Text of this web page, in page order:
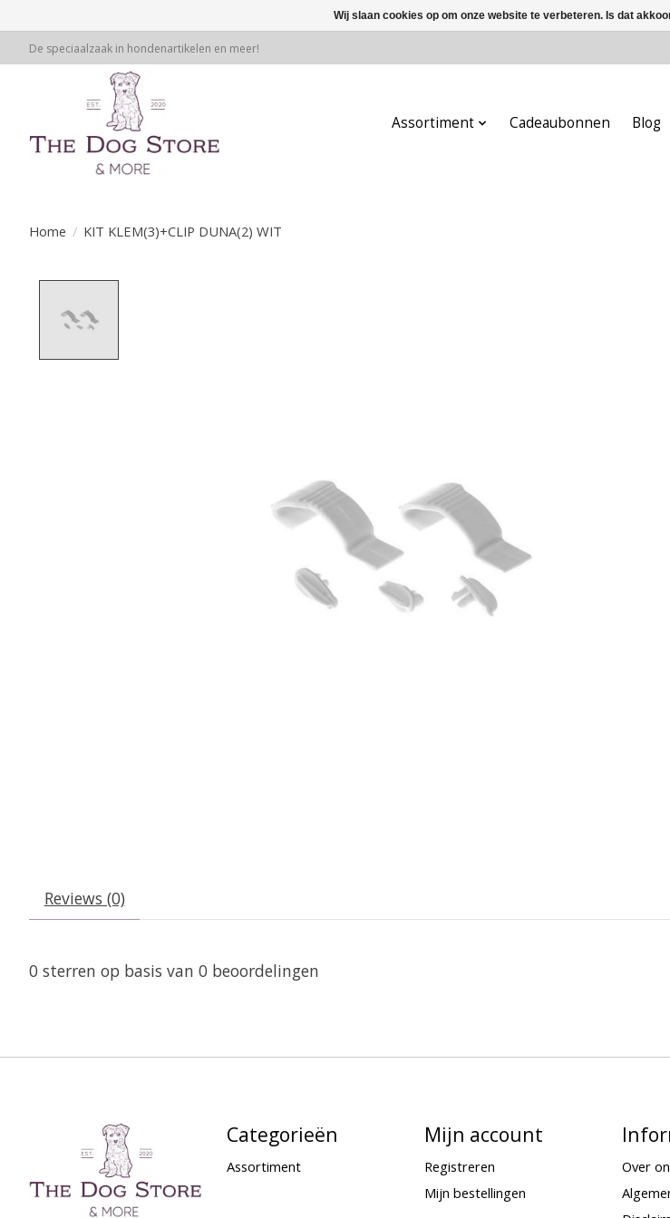
De speciaalzaak in hondenartikelen en meer!
Assortiment Cadeaubonnen Blog
Home / KIT KLEM(3)+CLIP DUNA(2) WIT
Reviews (0)
0 sterren op basis van 0 beoordelingen
Categorieën
Assortiment
Mijn account
Registreren
Mijn bestellingen
Over
Wij slaan cookies op om onze website te verbeteren. Is dat